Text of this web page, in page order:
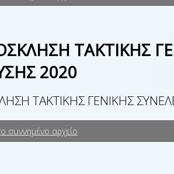
ΤΑΚΤΙΚΗΣ
2020
ΤΑΚΤΙΚΗΣ ΓΕΝΙΚΗΣ
συννημένο αρχείο